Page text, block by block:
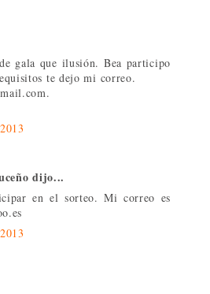
gala que ilusión. Bea participo
te dejo mi correo.
dijo...
en el sorteo. Mi correo es